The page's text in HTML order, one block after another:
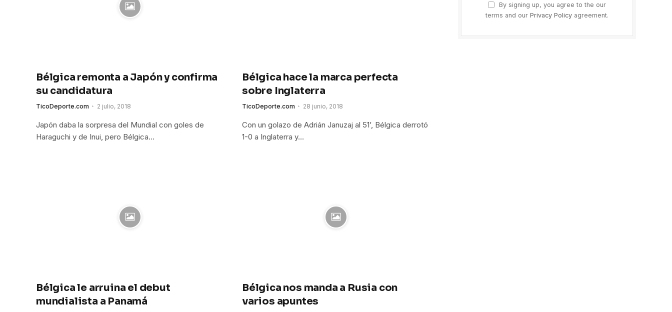
Bélgica remonta a Japón y confirma
su candidatura
TicoDeporte.com 2 julio, 2018
Japón daba la sorpresa del Mundial con goles de
Haraguchi y de Inui, pero Bélgica…
Bélgica hace la marca perfecta
sobre Inglaterra
TicoDeporte.com 28 junio, 2018
Con un golazo de Adrián Januzaj al 51’, Bélgica derrotó
1-0 a Inglaterra y…
Bélgica le arruina el debut
mundialista a Panamá
Bélgica nos manda a Rusia con
varios apuntes
By signing up, you agree to the our
terms and our Privacy Policy agreement.